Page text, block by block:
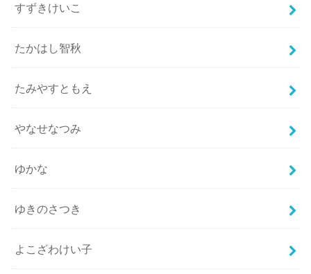
すずきけいこ
たかはし智秋
たみやすともえ
やなせなつみ
ゆかな
ゆきのさつき
よこざわけい子